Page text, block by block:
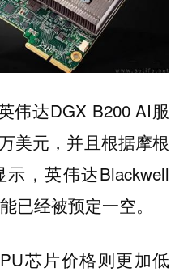
伟达DGX B200 AI服
美元，并且根据摩根
，英伟达Blackwell
已经被预定一空。
芯片价格则更加低